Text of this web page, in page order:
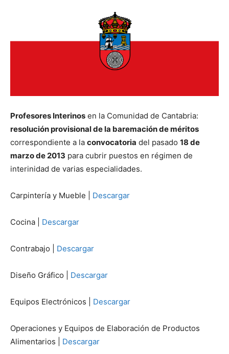
Profesores Interinos en la Comunidad de Cantabria:
resolución provisional de la baremación de méritos
correspondiente a la convocatoria del pasado 18 de
marzo de 2013 para cubrir puestos en régimen de
interinidad de varias especialidades.
Carpintería y Mueble | Descargar
Cocina | Descargar
Contrabajo | Descargar
Diseño Gráfico | Descargar
Equipos Electrónicos | Descargar
Operaciones y Equipos de Elaboración de Productos
Alimentarios | Descargar